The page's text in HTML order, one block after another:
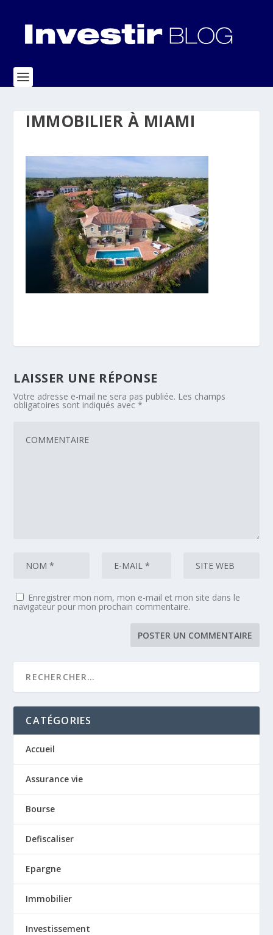
IMMOBILIER À MIAMI
LAISSER UNE RÉPONSE
Votre adresse e-mail ne sera pas publiée. Les champs
obligatoires sont indiqués avec*
Enregistrer mon nom, mon e-mail et mon site dans le
navigateur pour mon prochain commentaire.
CATÉGORIES
Accueil
Assurance vie
Bourse
Defiscaliser
Epargne
Immobilier
Investissement